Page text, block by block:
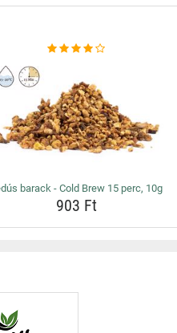
barack - Cold Brew 15 perc, 10g
903 Ft